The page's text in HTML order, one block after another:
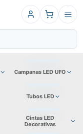
Campanas LED UFO
Tubos LED
Cintas LED
Decorativas